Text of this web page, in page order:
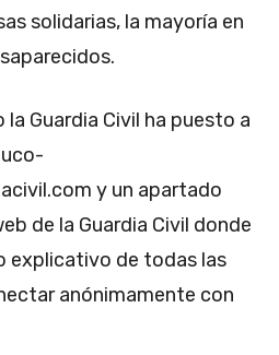
solidarias, la mayoría en
Guardia Civil ha puesto a
uco-
y un apartado
de la Guardia Civil donde
explicativo de todas las
anónimamente con